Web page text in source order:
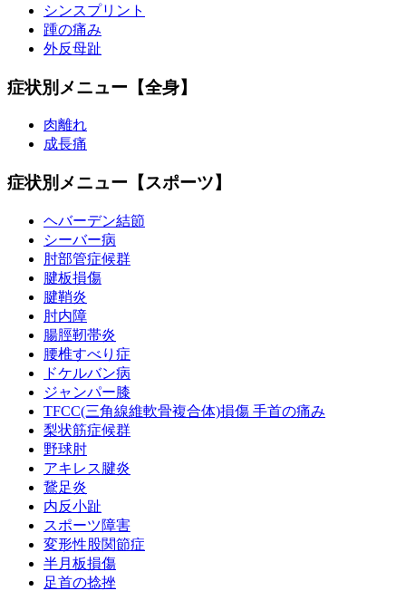
シンスプリント
踵の痛み
外反母趾
症状別メニュー【全身】
肉離れ
成長痛
症状別メニュー【スポーツ】
ヘバーデン結節
シーバー病
肘部管症候群
腱板損傷
腱鞘炎
肘内障
腸脛靭帯炎
腰椎すべり症
ドケルバン病
ジャンパー膝
TFCC(三角線維軟骨複合体)損傷 手首の痛み
梨状筋症候群
野球肘
アキレス腱炎
鵞足炎
内反小趾
スポーツ障害
変形性股関節症
半月板損傷
足首の捻挫